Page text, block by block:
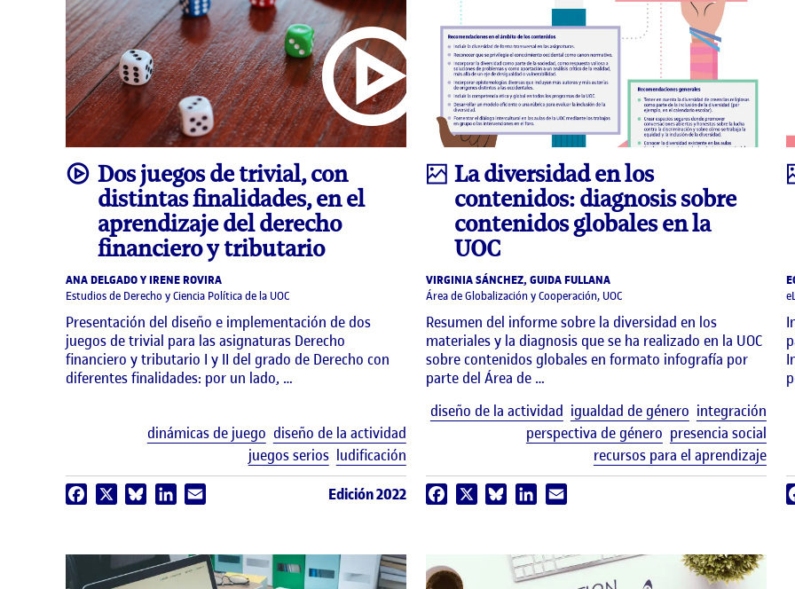
videoDos juegos de trivial, con
distintas finalidades, en el
aprendizaje del derecho
financiero y tributario
ANA DELGADO Y IRENE ROVIRA
Estudios de Derecho y Ciencia Política de la UOC
Presentación del diseño e implementación de dos
juegos de trivial para las asignaturas Derecho
financiero y tributario I y II del grado de Derecho con
diferentes finalidades: por un lado, …
Etiquetas
dinámicas de juego diseño de la actividad
juegos serios ludificación
Facebook BlueskyLinkedIn Edición 2022
Infografía
La diversidad en los
contenidos: diagnosis sobre
contenidos globales en la
UOC
VIRGINIA SÁNCHEZ, GUIDA FULLANA
Área de Globalización y Cooperación, UOC
Resumen del informe sobre la diversidad en los
materiales y la diagnosis que se ha realizado en la UOC
sobre contenidos globales en formato infografía por
parte del Área de …
diseño de la actividad igualdad de género integración
perspectiva de género presencia social
recursos para el aprendizaje
Facebook Bluesky LinkedIn